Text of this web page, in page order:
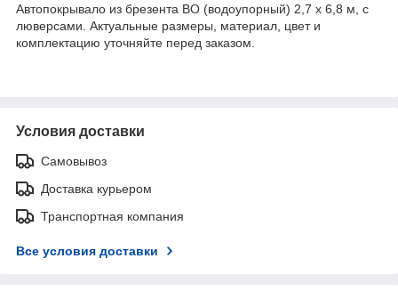
Автопокрывало из брезента ВО (водоупорный) 2,7 х 6,8 м, с
люверсами. Актуальные размеры, материал, цвет и
комплектацию уточняйте перед заказом.
Условия доставки
Самовывоз
Доставка курьером
Транспортная компания
Все условия доставки